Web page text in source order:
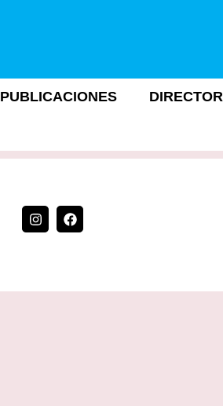
PUBLICACIONES